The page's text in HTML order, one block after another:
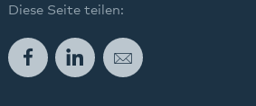
Diese Seite teilen:
FacebookLinkedInE-Mail